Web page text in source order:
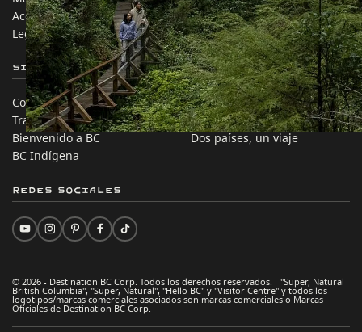
Acerca de
Legal y Políticas
Corporativo
简体中文 – China
Sitios de Socios
Comercio e Inversión BC
Trabaja en BC
Bienvenido a BC
BC Indígena
En este sitio
Ideas de viaje
Consejos Prácticos
Dos países, un viaje
© 2026 - Destination BC Corp. Todos los derechos reservados. "Super, Natural
British Columbia", "Super, Natural", "Hello BC" y "Visitor Centre" y todos los
logotipos/marcas comerciales asociados son marcas comerciales o Marcas
Oficiales de Destination BC Corp.
Redes sociales